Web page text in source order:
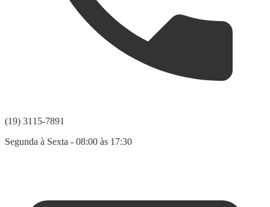
(19) 3115-7891
Segunda à Sexta - 08:00 às 17:30